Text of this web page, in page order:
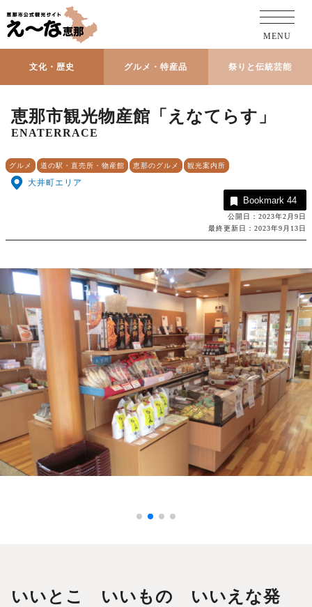
文化・歴史 グルメ・特産品 祭りと伝統芸能
MENU
恵那市観光物産館「えなてらす」
ENATERRACE
グルメ 道の駅・直売所・物産館 恵那のグルメ 観光案内所
大井町エリア
Bookmark 44
公開日：2023年2月9日
最終更新日：2023年9月13日
いいとこ いいもの いいえな発